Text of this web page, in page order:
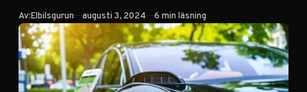
du bör tänka på
för en
bekymmersfri
resa.
Av:Elbilsgurun Publicerad
augusti 3, 2024 6 min läsning